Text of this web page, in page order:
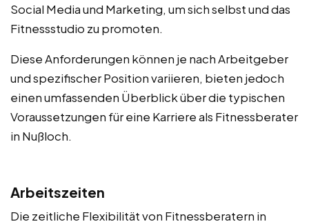
Social Media und Marketing, um sich selbst und das
Fitnessstudio zu promoten.
Diese Anforderungen können je nach Arbeitgeber
und spezifischer Position variieren, bieten jedoch
einen umfassenden Überblick über die typischen
Voraussetzungen für eine Karriere als Fitnessberater
in Nußloch.
Arbeitszeiten
Die zeitliche Flexibilität von Fitnessberatern in